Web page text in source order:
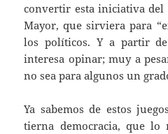
convertir esta iniciativa del
Mayor, que sirviera para
los políticos. Y a partir
interesa opinar; muy a
no sea para algunos un
Ya sabemos de estos
tierna democracia, que lo